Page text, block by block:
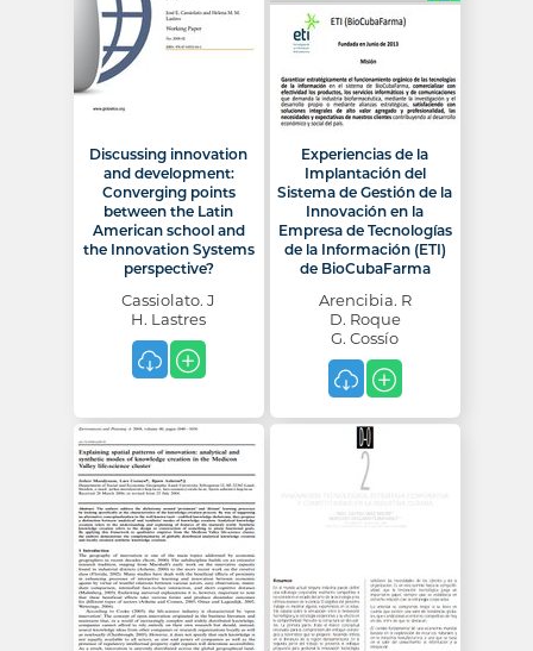
Discussing innovation
and development:
Converging points
between the Latin
American school and
the Innovation Systems
perspective?
Cassiolato. J
H. Lastres
Experiencias de la
Implantación del
Sistema de Gestión de la
Innovación en la
Empresa de Tecnologías
de la Información (ETI)
de BioCubaFarma
Arencibia. R
D. Roque
G. Cossío